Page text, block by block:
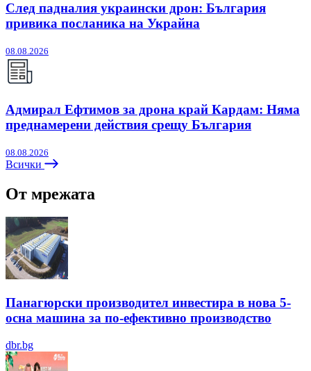
След падналия украински дрон: България
привика посланика на Украйна
08.08.2026
Адмирал Ефтимов за дрона край Кардам: Няма
преднамерени действия срещу България
08.08.2026
Всички
От мрежата
Панагюрски производител инвестира в нова 5-
осна машина за по-ефективно производство
dbr.bg